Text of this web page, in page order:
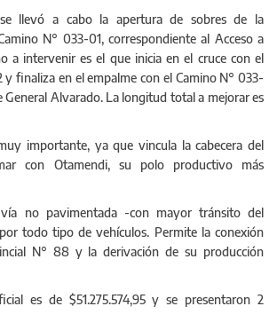
llevó a cabo la apertura de sobres de la
N° 033-01, correspondiente al Acceso a
a intervenir es el que inicia en el cruce con el
y finaliza en el empalme con el Camino N° 033-
General Alvarado. La longitud total a mejorar es
importante, ya que vincula la cabecera del
con Otamendi, su polo productivo más
no pavimentada -con mayor tránsito del
todo tipo de vehículos. Permite la conexión
N° 88 y la derivación de su producción
es de $51.275.574,95 y se presentaron 2